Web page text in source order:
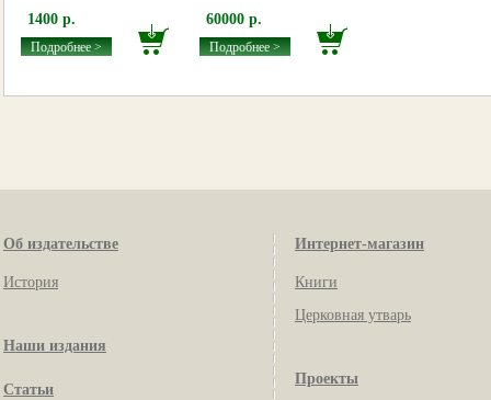
1400 р.
Подробнее >
60000 р.
Подробнее >
Об издательстве
История
Наши издания
Статьи
Интернет-магазин
Книги
Церковная утварь
Проекты